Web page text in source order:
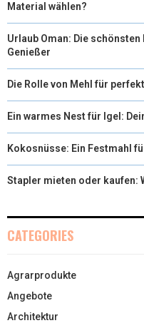
Material wählen?
Urlaub Oman: Die
Genießer
Die Rolle von Mehl für
Ein warmes Nest für Igel:
Kokosnüsse: Ein Festmahl
Stapler mieten oder kaufen:
CATEGORIES
Agrarprodukte
Angebote
Architektur